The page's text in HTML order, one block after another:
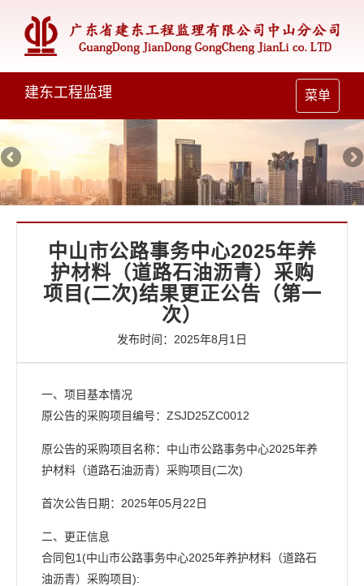
Toggle
navigation
菜单
建东工程监理
中山市公路事务中心2025年养
护材料（道路石油沥青）采购
项目(二次)结果更正公告（第一
次）
发布时间：2025年8月1日
一、项目基本情况
原公告的采购项目编号：ZSJD25ZC0012
原公告的采购项目名称：中山市公路事务中心2025年养
护材料（道路石油沥青）采购项目(二次)
首次公告日期：2025年05月22日
二、更正信息
合同包1(中山市公路事务中心2025年养护材料（道路石
油沥青）采购项目):